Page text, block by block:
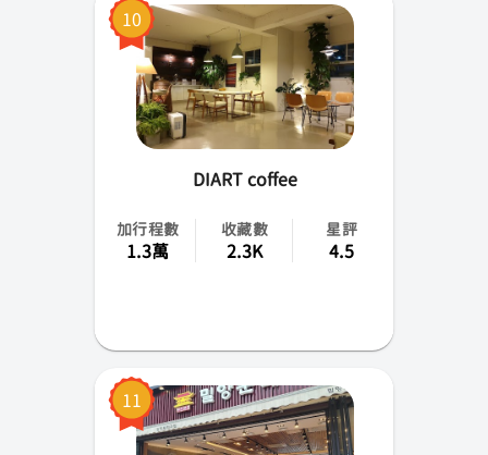
10
DIART coffee
加行程數
1.3萬
收藏數
2.3K
星評
4.5
11